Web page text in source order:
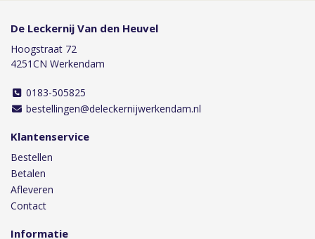
De Leckernij Van den Heuvel
Hoogstraat 72
4251CN Werkendam
0183-505825
bestellingen@deleckernijwerkendam.nl
Klantenservice
Bestellen
Betalen
Afleveren
Contact
Informatie